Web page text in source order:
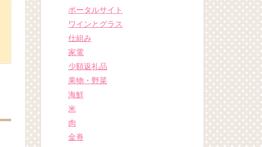
ポータルサイト
ワインとグラス
仕組み
家電
少額返礼品
果物・野菜
海鮮
米
肉
金券